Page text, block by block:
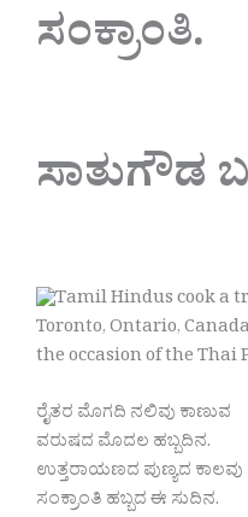
ಸಂಕ್ರಾಂತಿ.
ಸಾತುಗೌಡ
ರೈತರ ಮೊಗದಿ ನಲಿವು ಕಾಣುವ
ವರುಷದ ಮೊದಲ ಹಬ್ಬದಿನ.
ಉತ್ತರಾಯಣದ ಪುಣ್ಯದ ಕಾಲವು
ಸಂಕ್ರಾಂತಿ ಹಬ್ಬದ ಈ ಸುದಿನ.